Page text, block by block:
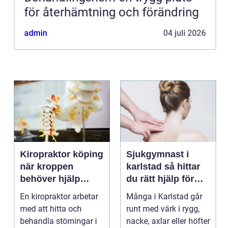
för återhämtning och förändring
admin 04 juli 2026
Kiropraktor köping
när kroppen
behöver hjälp
tillbaka
En kiropraktor arbetar
med att hitta och
behandla störningar i
Sjukgymnast i
karlstad så hittar
du rätt hjälp för
kroppen
Många i Karlstad går
runt med värk i rygg,
nacke, axlar eller höfter